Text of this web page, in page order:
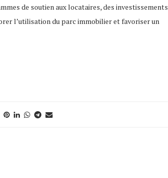
de soutien aux locataires, des investissements
l’utilisation du parc immobilier et favoriser un